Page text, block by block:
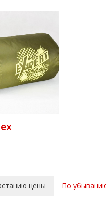
цены По